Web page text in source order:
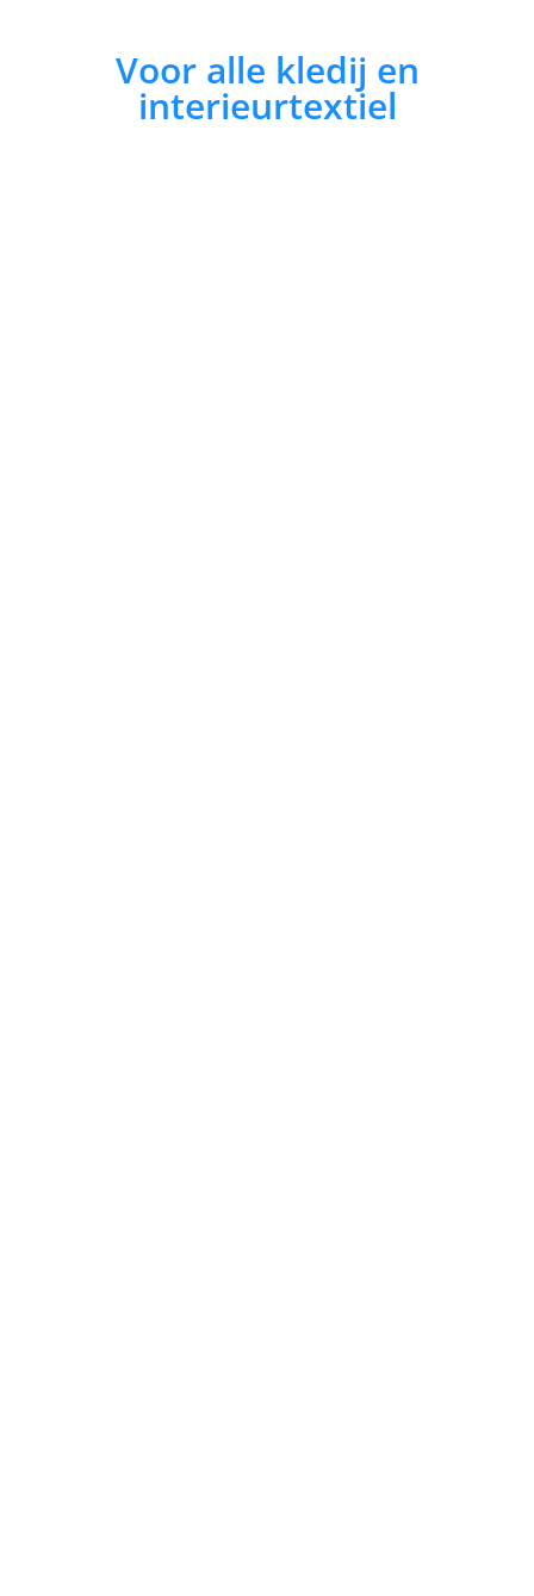
Voor alle kledij en
interieurtextiel